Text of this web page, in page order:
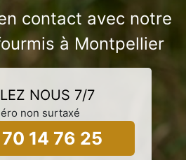
contact avec notre
à Montpellier
NOUS 7/7
non surtaxé
14 76 25